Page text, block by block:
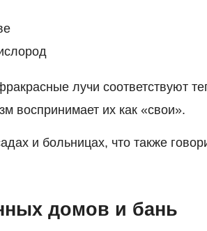
лучи соответствуют
воспринимает их как «свои».
и больницах, что также
домов и бань